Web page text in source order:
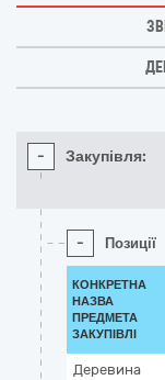
- Закупівля:
- Позиції
КОНКРЕТНА
НАЗВА
ПРЕДМЕТА
ЗАКУПІВЛІ
Деревина